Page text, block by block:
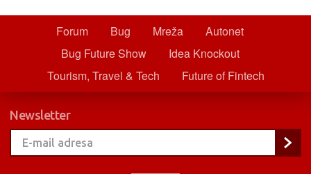
Forum Bug Mreža
Autonet
Bug Future Show
Idea Knockout
Tourism, Travel & Tech
Future of Fintech
Newsletter